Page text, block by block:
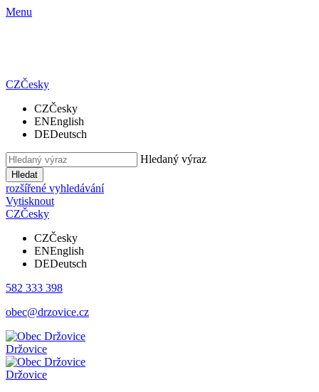
Menu
CZČesky
CZČesky
ENEnglish
DEDeutsch
Hledaný výraz
Hledat
rozšířené vyhledávání
Vytisknout
CZČesky
CZČesky
ENEnglish
DEDeutsch
582 333 398
obec@drzovice.cz
Držovice
Držovice